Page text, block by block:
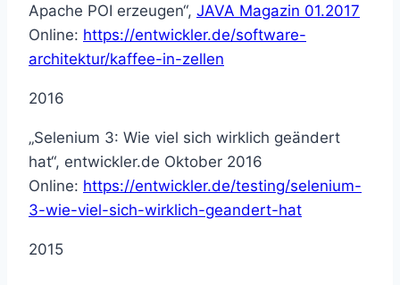
Apache POI erzeugen“, JAVA Magazin 01.2017
Online: https://entwickler.de/software-
architektur/kaffee-in-zellen
2016
„Selenium 3: Wie viel sich wirklich geändert
hat“, entwickler.de Oktober 2016
Online: https://entwickler.de/testing/selenium-
3-wie-viel-sich-wirklich-geandert-hat
2015